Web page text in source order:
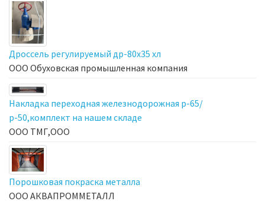
Дроссель регулируемый др-80х35 хл
ООО Обуховская промышленная компания
Накладка переходная железнодорожная р-65/
р-50,комплект на нашем складе
ООО ТМГ,ООО
Порошковая покраска металла
ООО АКВАПРОММЕТАЛЛ